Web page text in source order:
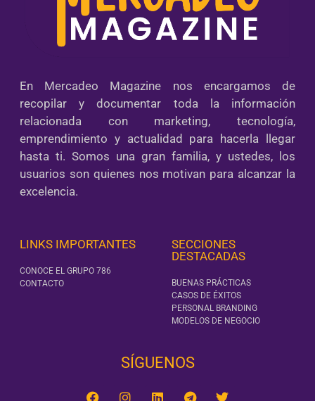
En Mercadeo Magazine nos encargamos de
recopilar y documentar toda la información
relacionada con marketing, tecnología,
emprendimiento y actualidad para hacerla llegar
hasta ti. Somos una gran familia, y ustedes, los
usuarios son quienes nos motivan para alcanzar la
excelencia.
LINKS IMPORTANTES
CONOCE EL GRUPO 786
CONTACTO
SECCIONES
DESTACADAS
BUENAS PRÁCTICAS
CASOS DE ÉXITOS
PERSONAL BRANDING
MODELOS DE NEGOCIO
SÍGUENOS‎